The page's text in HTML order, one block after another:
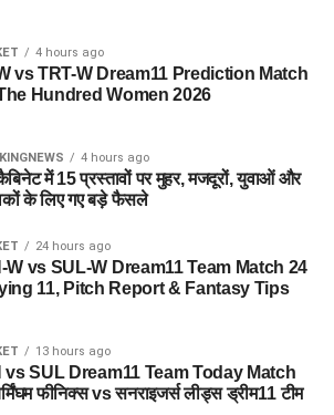
4 hours ago
vs TRT-W Dream11 Prediction Match
Hundred Women 2026
4 hours ago
में 15 प्रस्तावों पर मुहर, मजदूरों, युवाओं और
के लिए गए बड़े फैसले
24 hours ago
W vs SUL-W Dream11 Team Match 24
11, Pitch Report & Fantasy Tips
13 hours ago
vs SUL Dream11 Team Today Match
फीनिक्स vs सनराइजर्स लीड्स ड्रीम11 टीम